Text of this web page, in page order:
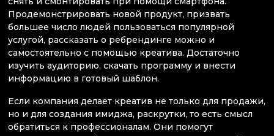
Продемонстрировать новой продукт, призвать
большее число людей пользоваться популярной
услугой, рассказать о ребрендинге можно и
самостоятельно с помощью креатива. Достаточно
изучить аудиторию, скачать программу и внести
информацию в готовый шаблон.
Если компания делает креатив не только для продажи,
но и для создания имиджа, раскрутки, то есть смысл
обратиться к профессионалам. Они помогут